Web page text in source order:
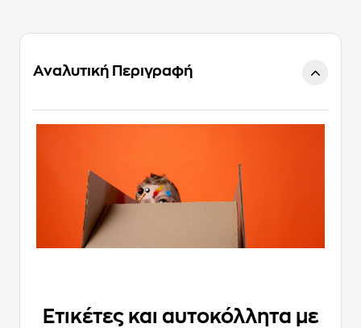
Αναλυτική Περιγραφή
Ετικέτες και αυτοκόλλητα με